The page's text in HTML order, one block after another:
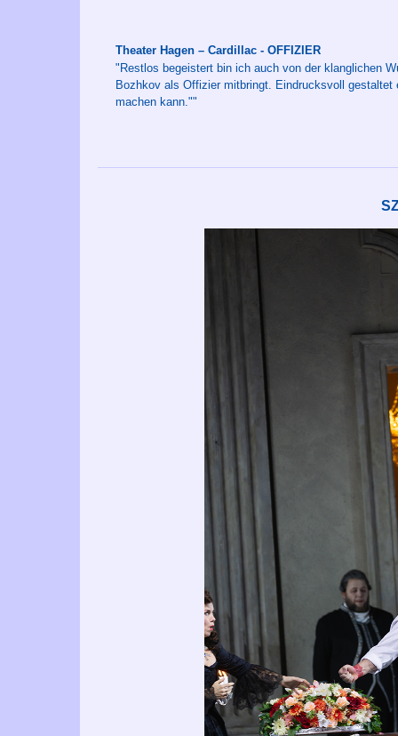
Theater Hagen – Cardillac - OFFIZIER
"Restlos begeistert bin ich auch von der klanglichen
Bozhkov als Offizier mitbringt. Eindrucksvoll
machen kann.""